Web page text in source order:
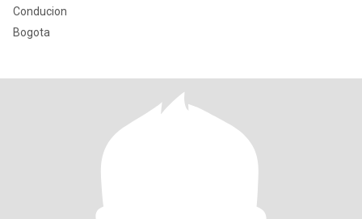
Conducion
Bogota